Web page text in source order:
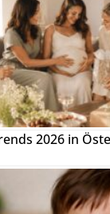
2026 in